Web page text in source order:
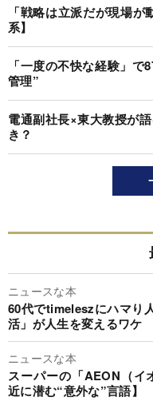
「戦略は立派だが現場
系】
「一度の不快な経験」
管理”
電通副社長×東大教授が
き？
ニュースな本
60代でtimeleszにハマり
活」が人生を変えるワケ
ニュースな本
スーパーの「AEON（イ
近に潜む“意外な”言語】